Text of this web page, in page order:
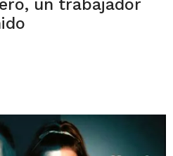
un trabajador